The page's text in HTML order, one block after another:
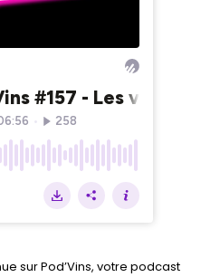
sur Pod’Vins, votre podcast